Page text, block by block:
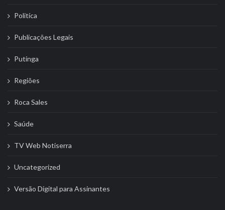
Politíca
Publicações Legais
Putinga
Regiões
Roca Sales
Saúde
TV Web Notiserra
Uncategorized
Versão Digital para Assinantes